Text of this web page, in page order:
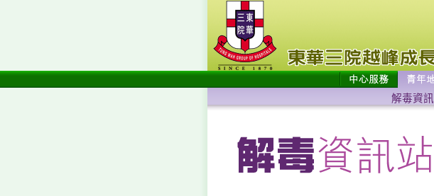
解毒資